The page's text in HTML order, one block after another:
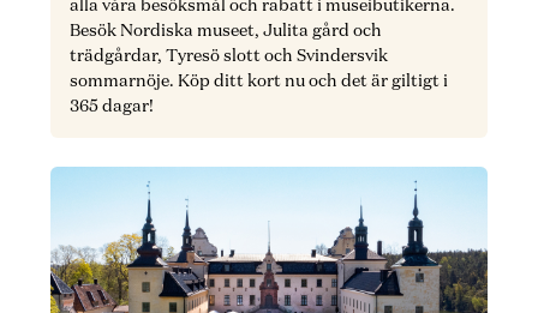
alla våra besöksmål och rabatt i museibutikerna.
Besök Nordiska museet, Julita gård och
trädgårdar, Tyresö slott och Svindersvik
sommarnöje. Köp ditt kort nu och det är giltigt i
365 dagar!